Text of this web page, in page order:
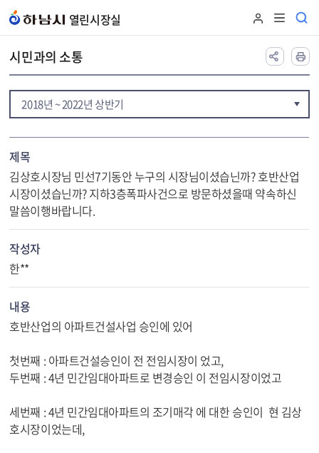
열린시장실
시민과의 소통
2018년 ~ 2022년 상반기
제목
김상호시장님 민선7기동안 누구의 시장님이셨습닌까? 호반산업
시장이셨습닌까? 지하3층폭파사건으로 방문하셨을때 약속하신
말씀이행바랍니다.
작성자
한**
내용
호반산업의 아파트건설사업 승인에 있어
첫번째 : 아파트건설승인이 전 전임시장이 었고,
두번째 : 4년 민간임대아파트로 변경승인 이 전임시장이었고
세번째 : 4년 민간임대아파트의 조기매각 에 대한 승인이 현 김상
호시장이었는데,